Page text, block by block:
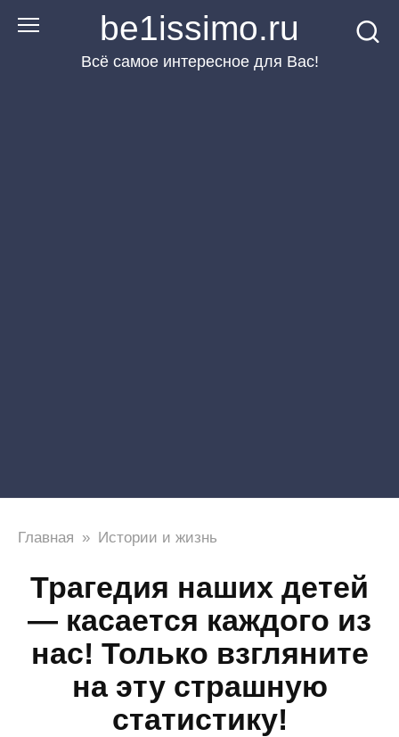
Перейти
be1issimo.ru
Всё самое интересное для Вас!
Главная » Истории и жизнь
Трагедия наших детей
— касается каждого из
нас! Только взгляните
на эту страшную
статистику!